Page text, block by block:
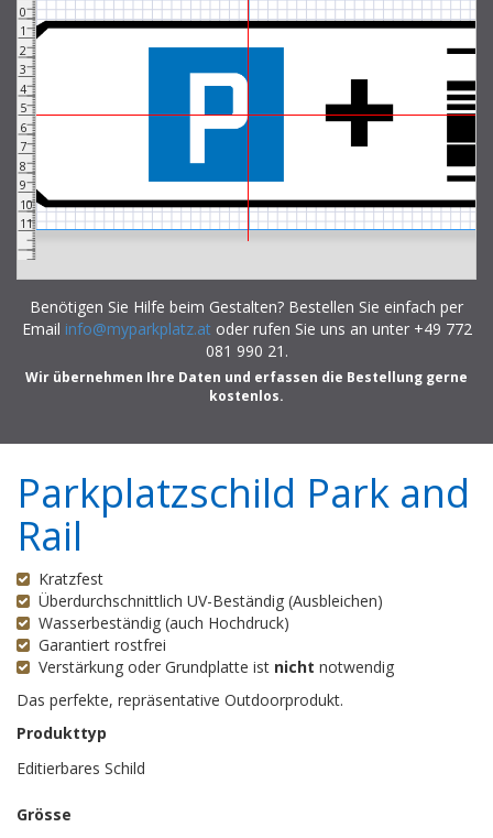
0
1
2
3
4
5
6
7
8
9
10
11
Benötigen Sie Hilfe beim Gestalten? Bestellen Sie einfach per
Email info@myparkplatz.at oder rufen Sie uns an unter +49 772
081 990 21.
Wir übernehmen Ihre Daten und erfassen die Bestellung gerne
kostenlos.
Parkplatzschild Park and
Rail
Kratzfest
Überdurchschnittlich UV-Beständig (Ausbleichen)
Wasserbeständig (auch Hochdruck)
Garantiert rostfrei
Verstärkung oder Grundplatte ist nicht notwendig
Das perfekte, repräsentative Outdoorprodukt.
Produkttyp
Editierbares Schild
Grösse